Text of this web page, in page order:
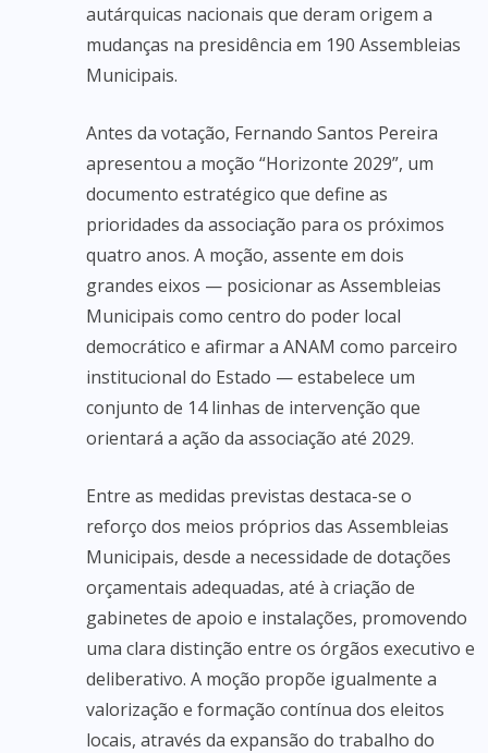
autárquicas nacionais que deram origem a
mudanças na presidência em 190 Assembleias
Municipais.
Antes da votação, Fernando Santos Pereira
apresentou a moção “Horizonte 2029”, um
documento estratégico que define as
prioridades da associação para os próximos
quatro anos. A moção, assente em dois
grandes eixos — posicionar as Assembleias
Municipais como centro do poder local
democrático e afirmar a ANAM como parceiro
institucional do Estado — estabelece um
conjunto de 14 linhas de intervenção que
orientará a ação da associação até 2029.
Entre as medidas previstas destaca-se o
reforço dos meios próprios das Assembleias
Municipais, desde a necessidade de dotações
orçamentais adequadas, até à criação de
gabinetes de apoio e instalações, promovendo
uma clara distinção entre os órgãos executivo e
deliberativo. A moção propõe igualmente a
valorização e formação contínua dos eleitos
locais, através da expansão do trabalho do